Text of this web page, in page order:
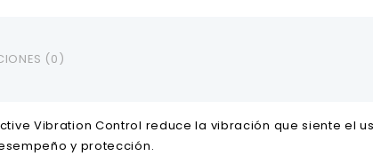
(0)
Vibration Control reduce la vibración que siente el
y protección.